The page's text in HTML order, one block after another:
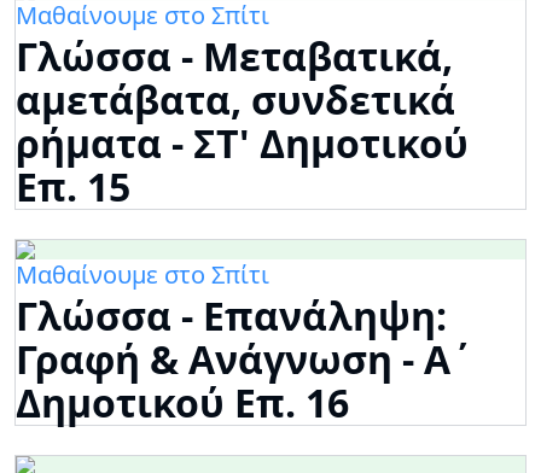
Μαθαίνουμε στο Σπίτι
Γλώσσα - Μεταβατικά,
αμετάβατα, συνδετικά
ρήματα - ΣΤ' Δημοτικού
Επ. 15
Μαθαίνουμε στο Σπίτι
Γλώσσα - Επανάληψη:
Γραφή & Ανάγνωση - Α΄
Δημοτικού Επ. 16